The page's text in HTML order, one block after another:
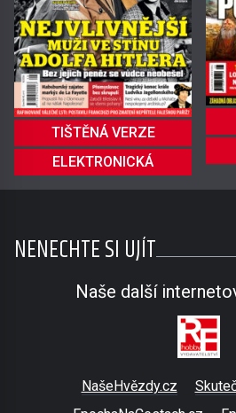
TIŠTĚNÁ VERZE
ELEKTRONICKÁ
NENECHTE SI UJÍT
Naše další
NašeHvězdy.cz